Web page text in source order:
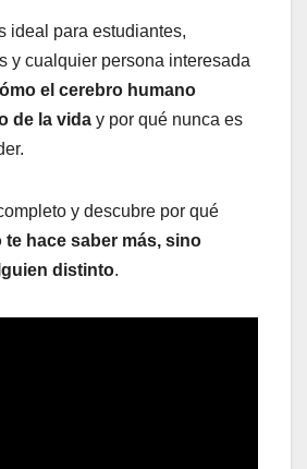
ideal para estudiantes,
y cualquier persona interesada
el cerebro humano
de la vida y por qué nunca es
y descubre por qué
hace saber más, sino
distinto.